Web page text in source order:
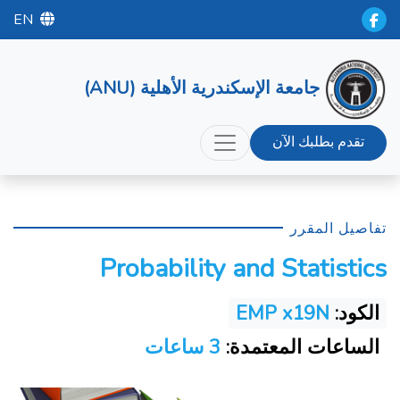
EN
جامعة الإسكندرية الأهلية (ANU)
تقدم بطلبك الآن
تفاصيل المقرر
Probability and Statistics
الكود: EMP x19N
الساعات المعتمدة: